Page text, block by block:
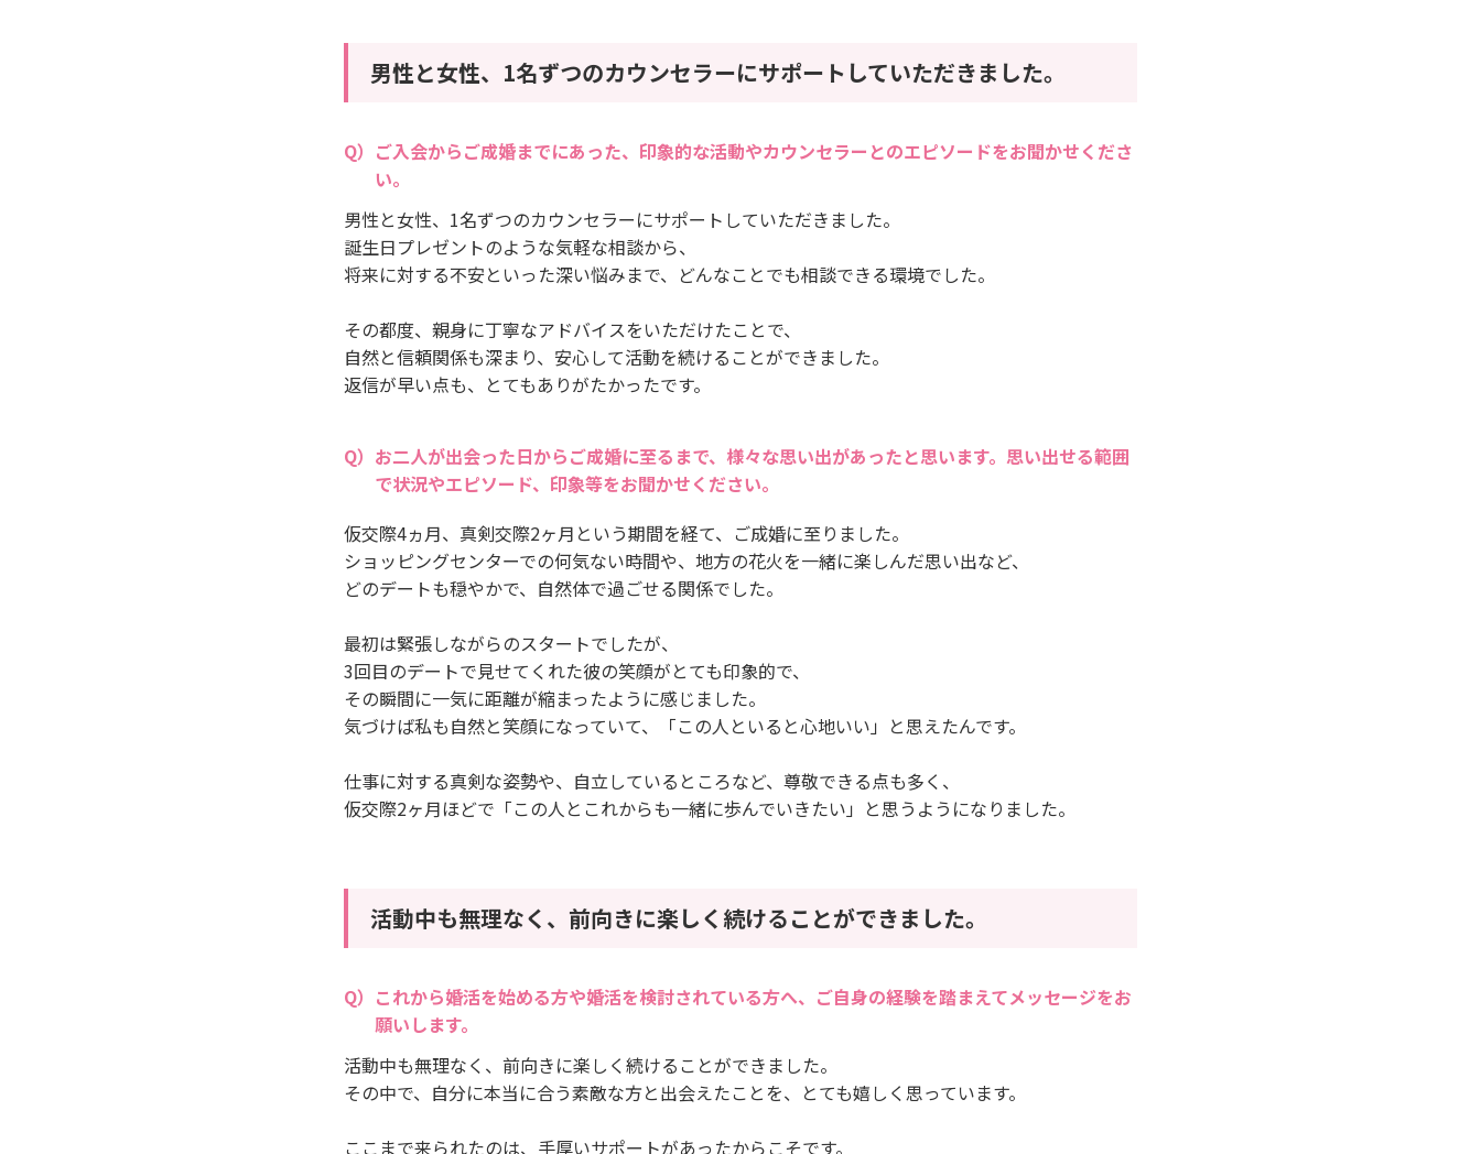
男性と女性、1名ずつのカウンセラーにサポートしていただきました。
ご入会からご成婚までにあった、印象的な活動やカウンセラーとのエピソードをお聞かせくださ
い。
男性と女性、1名ずつのカウンセラーにサポートしていただきました。
誕生日プレゼントのような気軽な相談から、
将来に対する不安といった深い悩みまで、どんなことでも相談できる環境でした。
その都度、親身に丁寧なアドバイスをいただけたことで、
自然と信頼関係も深まり、安心して活動を続けることができました。
返信が早い点も、とてもありがたかったです。
お二人が出会った日からご成婚に至るまで、様々な思い出があったと思います。思い出せる範囲
で状況やエピソード、印象等をお聞かせください。
仮交際4ヵ月、真剣交際2ヶ月という期間を経て、ご成婚に至りました。
ショッピングセンターでの何気ない時間や、地方の花火を一緒に楽しんだ思い出など、
どのデートも穏やかで、自然体で過ごせる関係でした。
最初は緊張しながらのスタートでしたが、
3回目のデートで見せてくれた彼の笑顔がとても印象的で、
その瞬間に一気に距離が縮まったように感じました。
気づけば私も自然と笑顔になっていて、「この人といると心地いい」と思えたんです。
仕事に対する真剣な姿勢や、自立しているところなど、尊敬できる点も多く、
仮交際2ヶ月ほどで「この人とこれからも一緒に歩んでいきたい」と思うようになりました。
活動中も無理なく、前向きに楽しく続けることができました。
これから婚活を始める方や婚活を検討されている方へ、ご自身の経験を踏まえてメッセージをお
願いします。
活動中も無理なく、前向きに楽しく続けることができました。
その中で、自分に本当に合う素敵な方と出会えたことを、とても嬉しく思っています。
ここまで来られたのは、手厚いサポートがあったからこそです。